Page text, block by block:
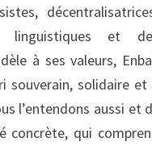
linguistiques et
à ses valeurs,
souverain, solidaire
l’entendons aussi et
concrète, qui